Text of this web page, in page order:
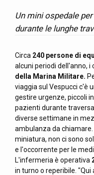
Un mini ospedale
durante le lunghe
Circa 240 persone di
alcuni periodi dell'anno, i
della Marina Militare.
viaggia sul Vespucci c'è
gestire urgenze, piccoli
pazienti durante
diverse settimane in
ambulanza da
miniatura, non ci sono
e l'occorrente per le
L'infermeria è operativa
in turno o reperibile.